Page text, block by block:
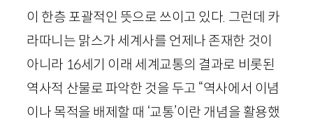
이 한층 포괄적인 뜻으로 쓰이고 있다. 그런데 카
라따니는 맑스가 세계사를 언제나 존재한 것이
아니라 16세기 이래 세계교통의 결과로 비롯된
역사적 산물로 파악한 것을 두고 “역사에서 이념
이나 목적을 배제할 때 ‘교통’이란 개념을 활용했